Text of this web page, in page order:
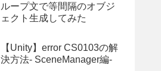
ループ文で等間隔のオブジ
ェクト生成してみた
【Unity】error CS0103の解
決方法- SceneManager編-